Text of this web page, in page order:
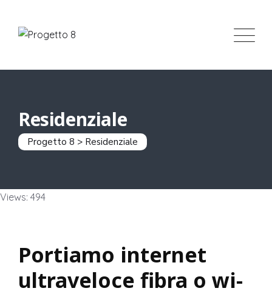
Residenziale
Progetto 8 > Residenziale
Views: 494
Portiamo internet
ultraveloce fibra o wi-